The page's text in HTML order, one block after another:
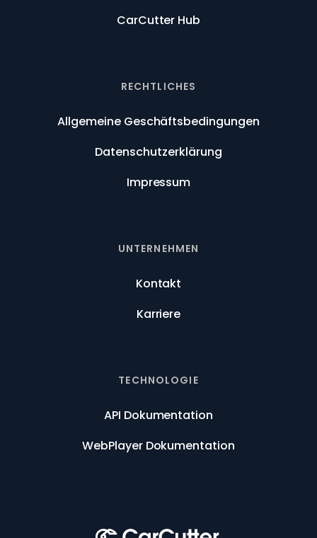
CarCutter Hub
RECHTLICHES
Allgemeine Geschäftsbedingungen
Datenschutzerklärung
Impressum
UNTERNEHMEN
Kontakt
Karriere
TECHNOLOGIE
API Dokumentation
WebPlayer Dokumentation